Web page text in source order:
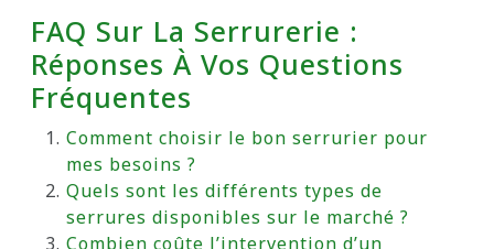
FAQ Sur La Serrurerie :
Réponses À Vos Questions
Fréquentes
Comment choisir le bon serrurier pour
mes besoins ?
Quels sont les différents types de
serrures disponibles sur le marché ?
Combien coûte l’intervention d’un